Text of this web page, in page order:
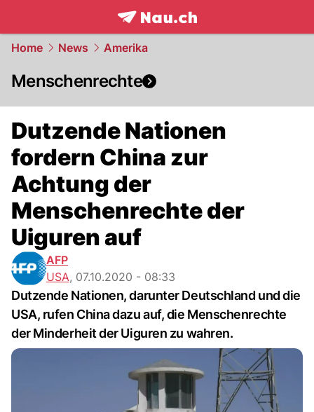
frontpage.NAU.ch
Home News Amerika
Menschenrechte
Dutzende Nationen
fordern China zur
Achtung der
Menschenrechte der
Uiguren auf
AFP
USA, 07.10.2020 - 08:33
Dutzende Nationen, darunter Deutschland und die
USA, rufen China dazu auf, die Menschenrechte
der Minderheit der Uiguren zu wahren.